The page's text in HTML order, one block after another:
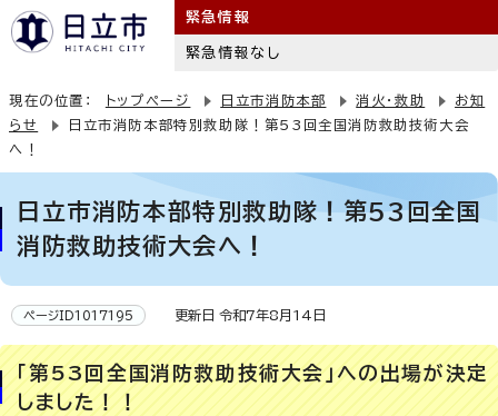
緊急情報
緊急情報なし
現在の位置： トップページ 日立市消防本部 消火・救助
お知
らせ
日立市消防本部特別救助隊！第53回全国消防救助技術大会
へ！
日立市消防本部特別救助隊！第53回全国
消防救助技術大会へ！
ページID1017195 更新日 令和7年8月14日
「第53回全国消防救助技術大会」への出場が決定
しました！！